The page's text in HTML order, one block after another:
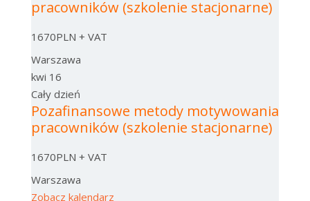
pracowników (szkolenie stacjonarne)
1670PLN + VAT
Warszawa
kwi 16
Cały dzień
Pozafinansowe metody motywowania
pracowników (szkolenie stacjonarne)
1670PLN + VAT
Warszawa
Zobacz kalendarz